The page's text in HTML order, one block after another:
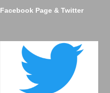
Facebook Page & Twitter